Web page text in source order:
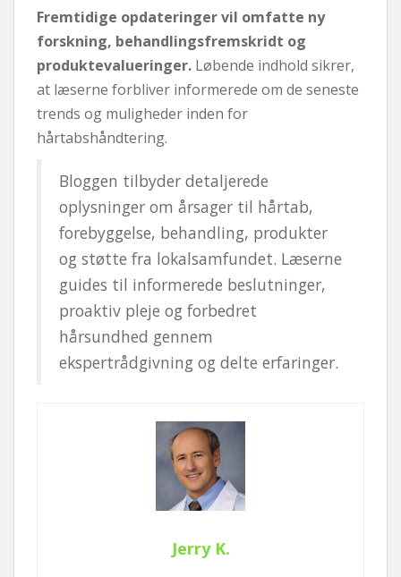
Fremtidige opdateringer vil omfatte ny
forskning, behandlingsfremskridt og
produktevalueringer. Løbende indhold sikrer,
at læserne forbliver informerede om de seneste
trends og muligheder inden for
hårtabshåndtering.
Bloggen tilbyder detaljerede
oplysninger om årsager til hårtab,
forebyggelse, behandling, produkter
og støtte fra lokalsamfundet. Læserne
guides til informerede beslutninger,
proaktiv pleje og forbedret
hårsundhed gennem
ekspertrådgivning og delte erfaringer.
Jerry K.